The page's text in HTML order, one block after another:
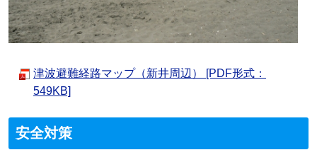
津波避難経路マップ（新井周辺） [PDF形式：
549KB]
安全対策